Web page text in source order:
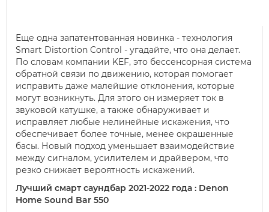
Еще одна запатентованная новинка - технология
Smart Distortion Control - угадайте, что она делает.
По словам компании KEF, это бессенсорная система
обратной связи по движению, которая помогает
исправить даже малейшие отклонения, которые
могут возникнуть. Для этого он измеряет ток в
звуковой катушке, а также обнаруживает и
исправляет любые нелинейные искажения, что
обеспечивает более точные, менее окрашенные
басы. Новый подход уменьшает взаимодействие
между сигналом, усилителем и драйвером, что
резко снижает вероятность искажений.
Лучший смарт саундбар 2021-2022 года : Denon
Home Sound Bar 550